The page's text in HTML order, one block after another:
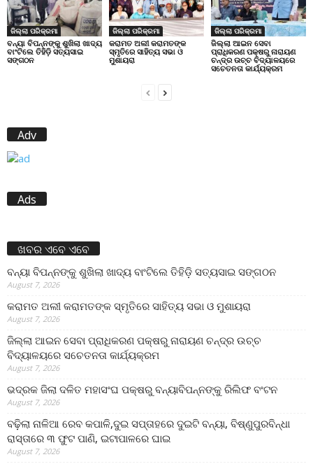
ଜିଲ୍ଲା ପରିକ୍ରମା
ବନ୍ୟା ବିପନ୍ନଙ୍କୁ ଶୁଖିଲା ଖାଦ୍ୟ
ବାଂଟିଲେ ତିହିଡି଼ ସତ୍ୟସାଇ
ସଙ୍ଗଠନ
ଜିଲ୍ଲା ପରିକ୍ରମା
କରାମତ ଅଲୀ କରାମତଙ୍କ
ସ୍ମୃତିରେ ସାହିତ୍ୟ ସଭା ଓ
ମୁଶାୟରା
ଜିଲ୍ଲା ପରିକ୍ରମା
ଜିଲ୍ଲା ଆଇନ ସେବା
ପ୍ରାଧିକରଣ ପକ୍ଷରୁ ନାରାୟଣ
ଚନ୍ଦ୍ର ଉଚ୍ଚ ବିଦ୍ୟାଳୟରେ
ସଚେତନତା କାର୍ଯ୍ୟକ୍ରମ
Adv
Ads
ଖବର ଏବେ ଏବେ
ବନ୍ୟା ବିପନ୍ନଙ୍କୁ ଶୁଖିଲା ଖାଦ୍ୟ ବାଂଟିଲେ ତିହିଡି଼ ସତ୍ୟସାଇ ସଙ୍ଗଠନ
August 7, 2026
କରାମତ ଅଲୀ କରାମତଙ୍କ ସ୍ମୃତିରେ ସାହିତ୍ୟ ସଭା ଓ ମୁଶାୟରା
August 7, 2026
ଜିଲ୍ଲା ଆଇନ ସେବା ପ୍ରାଧିକରଣ ପକ୍ଷରୁ ନାରାୟଣ ଚନ୍ଦ୍ର ଉଚ୍ଚ
ବିଦ୍ୟାଳୟରେ ସଚେତନତା କାର୍ଯ୍ୟକ୍ରମ
August 7, 2026
ଭଦ୍ରକ ଜିଲା ଦଳିତ ମହାସଂଘ ପକ୍ଷରୁ ବନ୍ୟାବିପନ୍ନଙ୍କୁ ରିଲିଫ ବଂଟନ
August 7, 2026
ବଢ଼ିଲା ନାଳିଆ ରେବ କପାଳି,ଦୁଇ ସପ୍ତାହରେ ଦୁଇଟି ବନ୍ୟା, ବିଷ୍ଣୁପୁରବିନ୍ଧା
ରାସ୍ତାରେ ୩ ଫୁଟ ପାଣି, ଇଟାପାଳରେ ଘାଇ
August 7, 2026